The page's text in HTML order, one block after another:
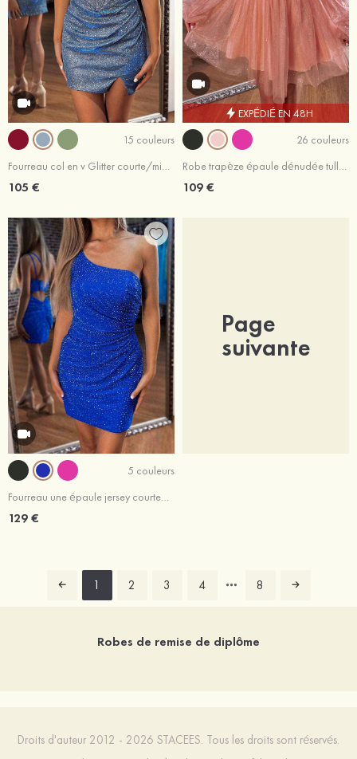
15 couleurs
Fourreau col en v Glitter courte/mini robe de fête de la rentrée
105 €
EXPÉDIÉ EN 48H
26 couleurs
Robe trapèze épaule dénudée tulle courte/mini robe de fête de la rentrée
109 €
5 couleurs
Fourreau une épaule jersey courte/mini robe de fête de la rentrée
129 €
Page
suivante
1 2 3 4 8
Robes de remise de diplôme
Droits d'auteur 2012 - 2026 STACEES. Tous les droits sont réservés.